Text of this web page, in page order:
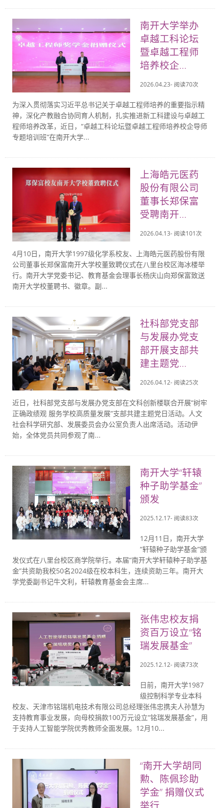
南开大学举办
卓越工科论坛
暨卓越工程师
培养校企...
2026.04.23- 阅读70次
为深入贯彻落实习近平总书记关于卓越工程师培养的重要指示精
神，深化产教融合协同育人机制，扎实推进新工科建设与卓越工
程师培养改革，近日，“卓越工科论坛暨卓越工程师培养校企导师
专题培训班”在南开大学...
上海皓元医药
股份有限公司
董事长郑保富
受聘南开...
2026.04.13- 阅读101次
4月10日，南开大学1997级化学系校友、上海皓元医药股份有限
公司董事长郑保富南开大学校董致聘仪式在八里台校区海冰楼举
行。南开大学党委书记、教育基金会理事长杨庆山向郑保富致送
南开大学校董聘书、徽章。副...
社科部党支部
与发展办党支
部开展支部共
建主题党...
2026.04.12- 阅读25次
近日，社科部党支部与发展办党支部在文科创新楼联合开展“树牢
正确政绩观 服务学校高质量发展”支部共建主题党日活动。人文
社会科学研究部、发展委员会办公室负责人出席活动。活动伊
始，全体党员共同参观了南...
南开大学“轩辕
种子助学基金”
颁发
2025.12.17- 阅读83次
12月11日，南开大学
“轩辕种子助学基金”颁
发仪式在八里台校区商学院举行。本届“南开大学轩辕种子助学基
金”共资助我校50名2024级在校本科生，连续资助三年。南开大
学党委副书记牛文利，轩辕教育基金会主席...
张伟忠校友捐
资百万设立“铭
瑞发展基金”
2025.12.12- 阅读73次
日前，南开大学1987
级控制科学专业本科
校友、天津市铭瑞机电技术有限公司总经理张伟忠携夫人孙慧为
支持教育事业发展，向母校捐款100万元设立“铭瑞发展基金”，用
于支持人工智能学院优秀教师全面发展。12月10...
“南开大学胡同
勲、陈佩珍助
学金” 捐赠仪式
举行